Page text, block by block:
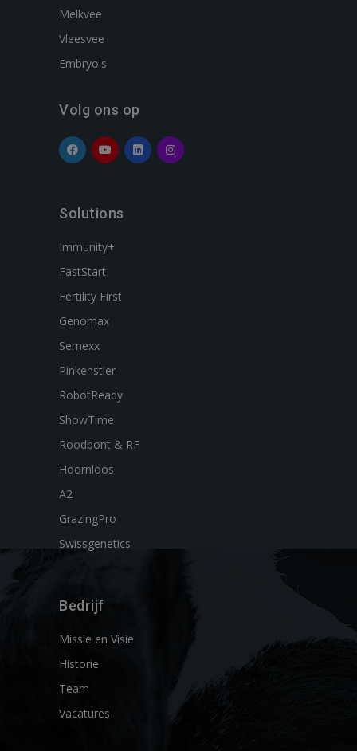
Melkvee
Vleesvee
Embryo's
Volg ons op
Solutions
Immunity+
FastStart
Fertility First
Genomax
Semexx
Pinkenstier
RobotReady
ShowTime
Roodbont & RF
Hoornloos
A2
GrazingPro
Swissgenetics
Bedrijf
Missie en Visie
Historie
Team
Vacatures